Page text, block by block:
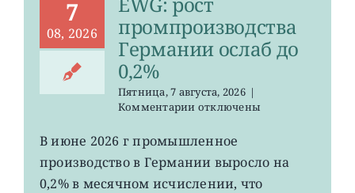
7
08, 2026
промпроизводства
Германии ослаб до
0,2%
Пятница, 7 августа, 2026 |
Комментариик
EWG:
рост
промпроизводства
Германии
отключены
В июне 2026 г промышленное
производство в Германии выросло на
0,2% в месячном исчислении, что